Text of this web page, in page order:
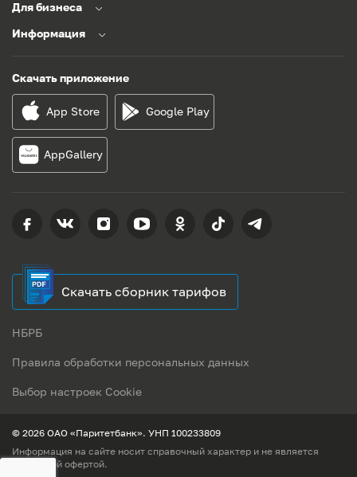
Для бизнеса
Информация
Скачать приложение
App Store Google Play
AppGallery
Скачать сборник тарифов
НБРБ
Правила обработки персональных данных
Выбор настроек Cookie
© 2026 ОАО «Паритетбанк». УНП 100233809
Информация на сайте носит справочный характер и не является
публичной офертой.